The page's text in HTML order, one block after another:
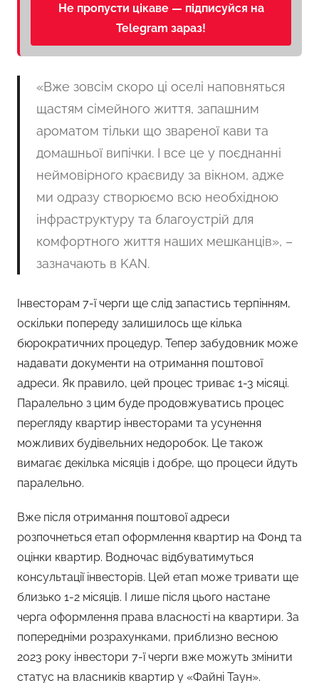
Не пропусти цікаве — підписуйся на
Telegram зараз!
«Вже зовсім скоро ці оселі наповняться
щастям сімейного життя, запашним
ароматом тільки що звареної кави та
домашньої випічки. І все це у поєднанні
неймовірного краєвиду за вікном, адже
ми одразу створюємо всю необхідною
інфраструктуру та благоустрій для
комфортного життя наших мешканців», –
зазначають в KAN.
Інвесторам 7-ї черги ще слід запастись терпінням,
оскільки попереду залишилось ще кілька
бюрократичних процедур. Тепер забудовник може
надавати документи на отримання поштової
адреси. Як правило, цей процес триває 1-3 місяці.
Паралельно з цим буде продовжуватись процес
перегляду квартир інвесторами та усунення
можливих будівельних недоробок. Це також
вимагає декілька місяців і добре, що процеси йдуть
паралельно.
Вже після отримання поштової адреси
розпочнеться етап оформлення квартир на Фонд та
оцінки квартир. Водночас відбуватимуться
консультації інвесторів. Цей етап може тривати ще
близько 1-2 місяців. І лише після цього настане
черга оформлення права власності на квартири. За
попередніми розрахунками, приблизно весною
2023 року інвестори 7-ї черги вже можуть змінити
статус на власників квартир у «Файні Таун».